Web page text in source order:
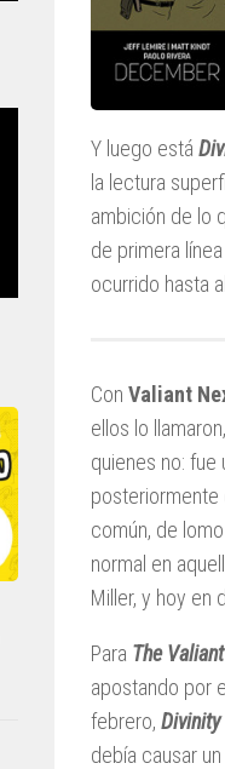
Y luego está
la lectura
ambición de lo
de primera
ocurrido hasta
Con Valiant
ellos lo llamaron,
quienes no:
posteriormente
común, de
normal en
Miller, y hoy en
Para The Valiant
apostando por
febrero, Divinity
debía causar